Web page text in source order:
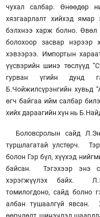
чухал салбар. Өнөөдөр
хязгаарлалт хийхэд ямар
бэлхнээ харж болно. Өвөл
болохоор засвар нэрээр
хэвээрээ. Импортын
үүсвэрийн шинэ төслүүд
гурван үгийн дунд
Б.Чойжилсүрэнгийн хувьд
өгч байгаа ийм салбар
хийх дараагийн хүн нь
Боловсролын сайд
туршлагатай улстөрч.
болон Гэр бүл, хүүхэд
байсан. Тэгэхээр энэ
хэрэгжүүлэх байх.
томилогдоно, сайд болно
албан тушаалгүй явсан.